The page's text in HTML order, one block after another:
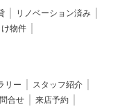
リノベーション済み
物件
リー
スタッフ紹介
合せ
来店予約